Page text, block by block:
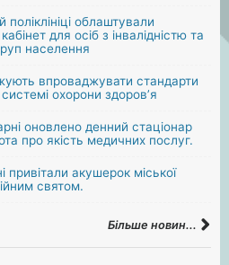
поліклініці облаштували
для осіб з інвалідністю та
населення
впроваджувати стандарти
системі охорони здоров’я
оновлено денний стаціонар
про якість медичних послуг.
привітали акушерок міської
святом.
Більше новин...